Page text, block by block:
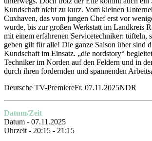
Kundschaft nicht zu kurz. Vom kleinen
Cuxhaven, das vom jungen Chef erst vor
wurde, bis zur großen Werkstatt im Landkreis
mit einem erfahrenen Servicetechniker: tüfteln,
geben gilt für alle! Die ganze Saison über sind
Kundschaft im Einsatz. „die nordstory“
Techniker im Norden auf den Feldern und in
durch ihren fordernden und spannenden
Deutsche TV-PremiereFr. 07.11.2025NDR
Datum/Zeit
Datum - 07.11.2025
Uhrzeit - 20:15 - 21:15